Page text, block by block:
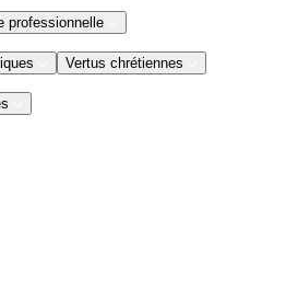
professionnelle
Vertus chrétiennes